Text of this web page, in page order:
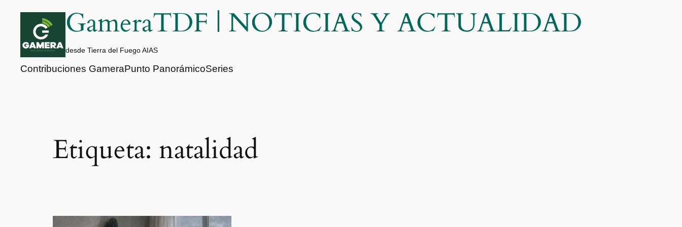
contenido
GameraTDF | NOTICIAS Y ACTUALIDAD
desde Tierra del Fuego AIAS
Contribuciones GameraPunto PanorámicoSeries
Etiqueta: natalidad